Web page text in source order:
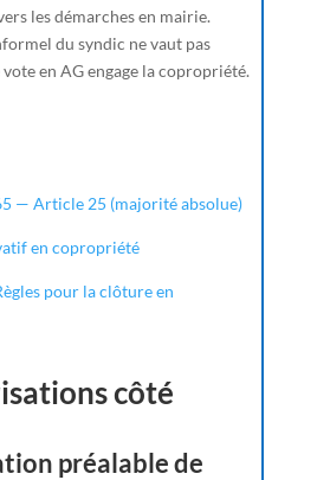
les démarches en mairie.
du syndic ne vaut pas
en AG engage la copropriété.
— Article 25 (majorité absolue)
en copropriété
pour la clôture en
côté
préalable de